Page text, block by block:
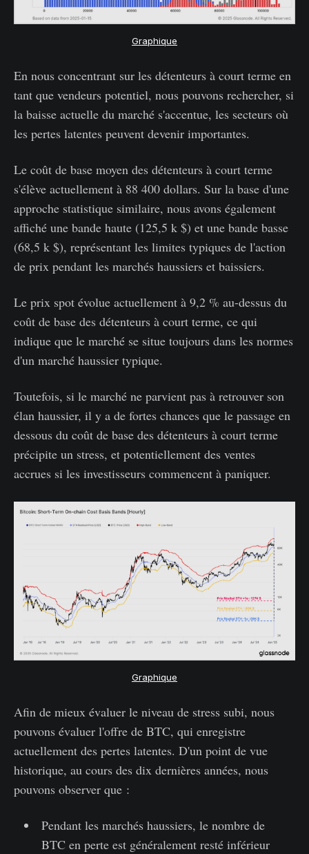
Graphique
En nous concentrant sur les détenteurs à court terme en
tant que vendeurs potentiel, nous pouvons rechercher, si
la baisse actuelle du marché s'accentue, les secteurs où
les pertes latentes peuvent devenir importantes.
Le coût de base moyen des détenteurs à court terme
s'élève actuellement à 88 400 dollars. Sur la base d'une
approche statistique similaire, nous avons également
affiché une bande haute (125,5 k $) et une bande basse
(68,5 k $), représentant les limites typiques de l'action
de prix pendant les marchés haussiers et baissiers.
Le prix spot évolue actuellement à 9,2 % au-dessus du
coût de base des détenteurs à court terme, ce qui
indique que le marché se situe toujours dans les normes
d'un marché haussier typique.
Toutefois, si le marché ne parvient pas à retrouver son
élan haussier, il y a de fortes chances que le passage en
dessous du coût de base des détenteurs à court terme
précipite un stress, et potentiellement des ventes
accrues si les investisseurs commencent à paniquer.
Graphique
Afin de mieux évaluer le niveau de stress subi, nous
pouvons évaluer l'offre de BTC, qui enregistre
actuellement des pertes latentes. D'un point de vue
historique, au cours des dix dernières années, nous
pouvons observer que :
Pendant les marchés haussiers, le nombre de
BTC en perte est généralement resté inférieur